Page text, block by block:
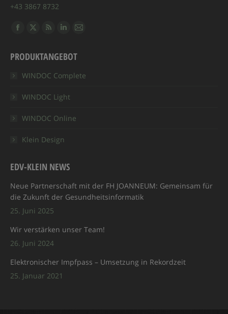
+43 3867 8732
Finden Sie uns auf:
Facebook
opens
in
window
X
opens
in
window
RSS
opens
in
window
Linkedin
opens
in
window
E-
opens
PRODUKTANGEBOT
WINDOC Complete
WINDOC Light
WINDOC Online
Klein Design
EDV-KLEIN NEWS
Neue Partnerschaft mit der FH JOANNEUM: Gemeinsam für
die Zukunft der Gesundheitsinformatik
25. Juni 2025
Wir verstärken unser Team!
26. Juni 2024
Elektronischer Impfpass – Umsetzung in Rekordzeit
25. Januar 2021